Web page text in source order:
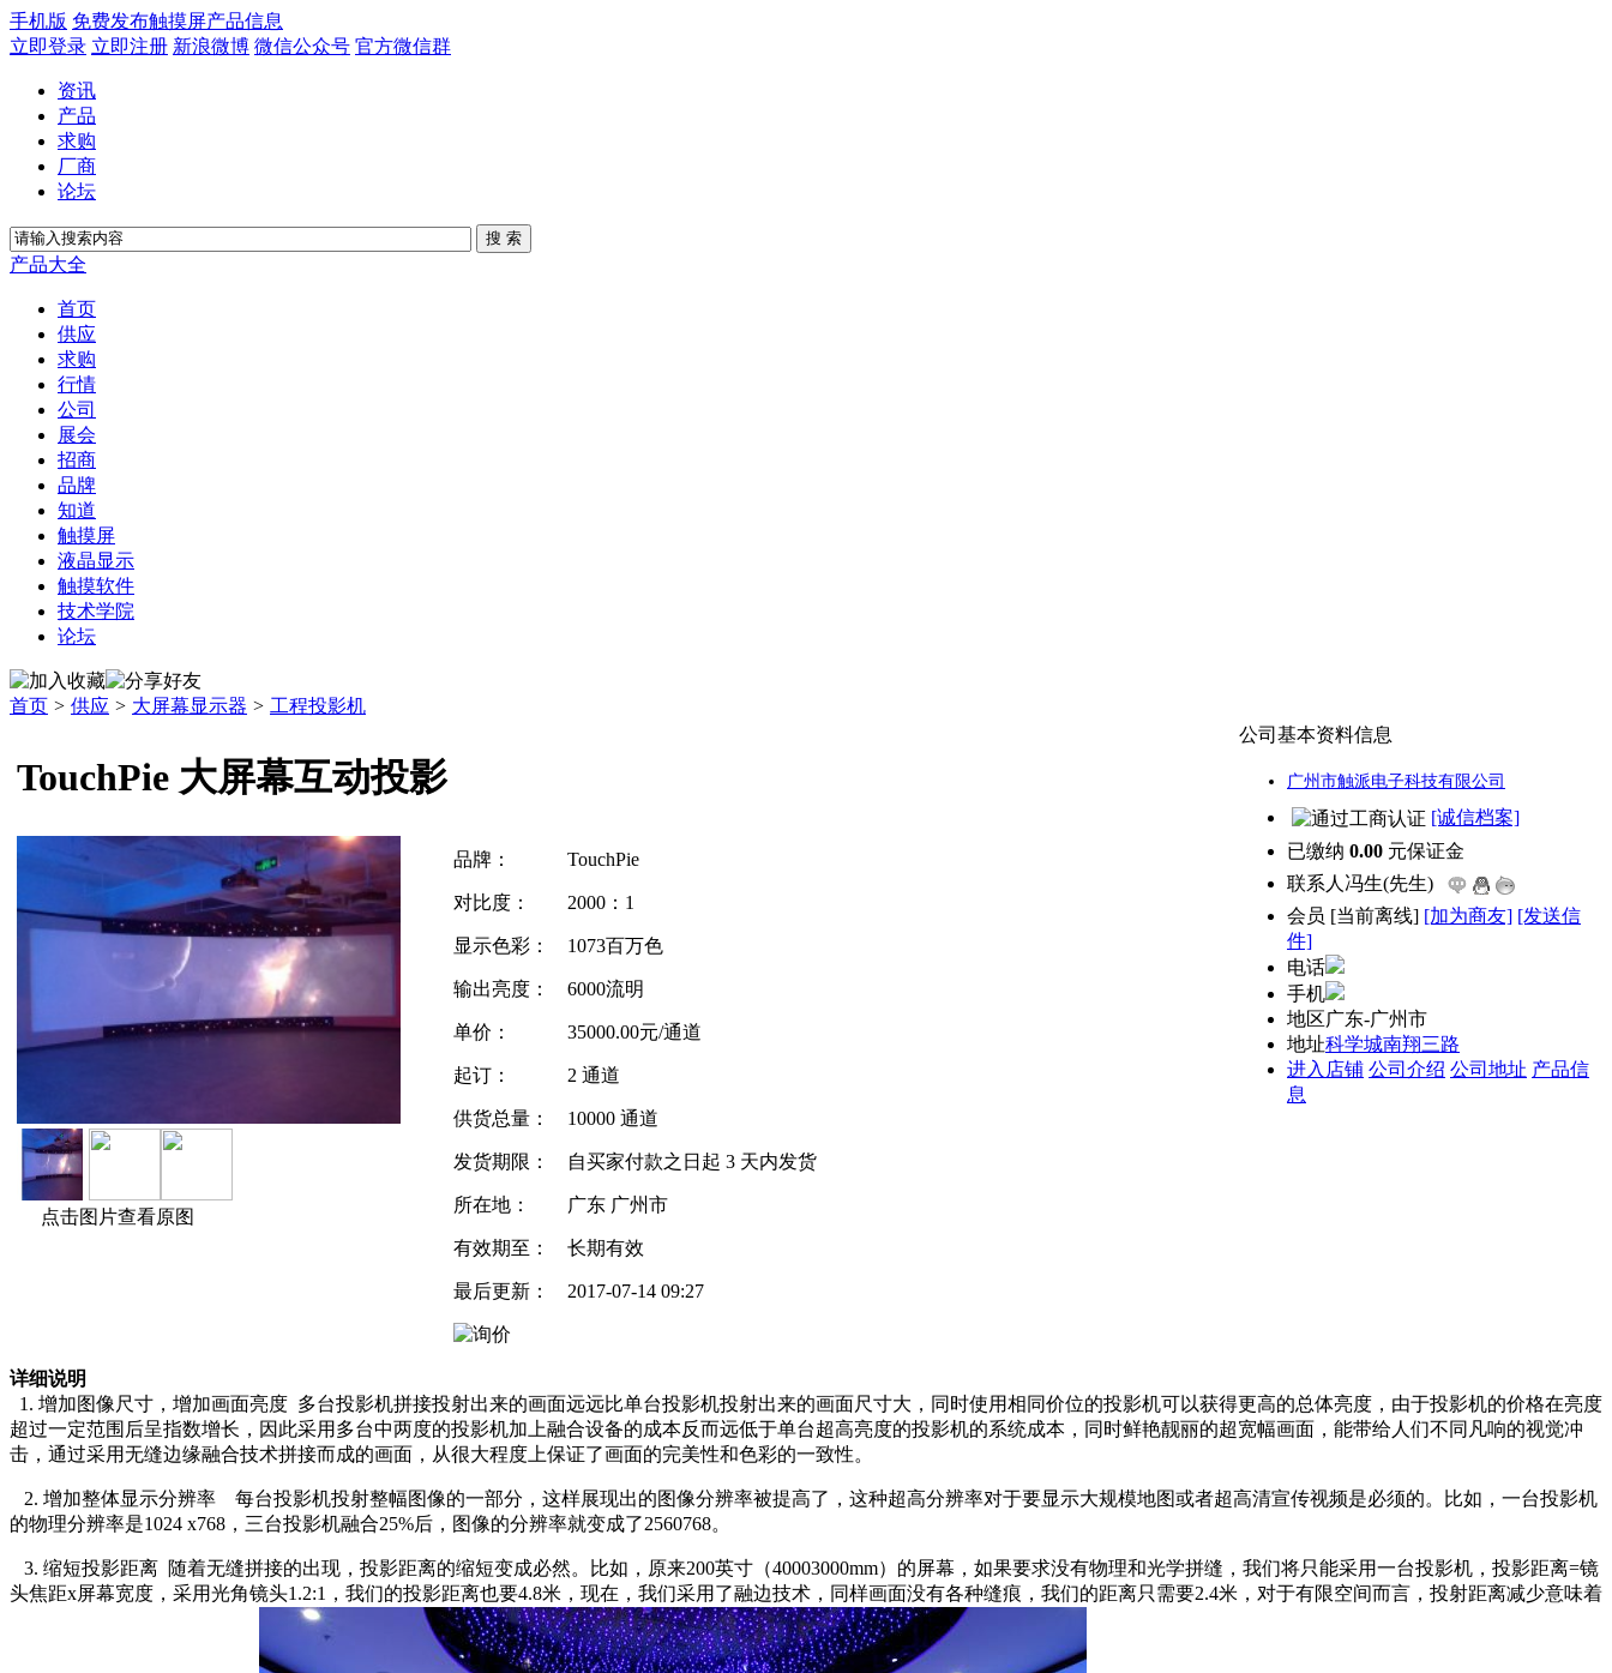
手机版 免费发布触摸屏产品信息
立即登录 立即注册 新浪微博 微信公众号 官方微信群
资讯
产品
求购
厂商
论坛
产品大全
首页
供应
求购
行情
公司
展会
招商
品牌
知道
触摸屏
液晶显示
触摸软件
技术学院
论坛
首页 > 供应 > 大屏幕显示器 > 工程投影机
TouchPie 大屏幕互动投影
点击图片查看原图
品牌： TouchPie
对比度： 2000：1
显示色彩： 1073百万色
输出亮度： 6000流明
单价： 35000.00元/通道
起订： 2 通道
供货总量： 10000 通道
发货期限： 自买家付款之日起 3 天内发货
所在地： 广东 广州市
有效期至： 长期有效
最后更新： 2017-07-14 09:27
公司基本资料信息
广州市触派电子科技有限公司
[诚信档案]
已缴纳 0.00 元保证金
联系人 冯生(先生)
会员 [当前离线] [加为商友] [发送信
件]
电话
手机
地区广东-广州市
地址科学城南翔三路
进入店铺 公司介绍 公司地址 产品信
息
详细说明
1. 增加图像尺寸，增加画面亮度 多台投影机拼接投射出来的画面远远比单台投影机投射出来的画面尺寸大，同时使用相同价位的投影机可以获得更高的总体亮度，由于投影机的价格在亮度
超过一定范围后呈指数增长，因此采用多台中两度的投影机加上融合设备的成本反而远低于单台超高亮度的投影机的系统成本，同时鲜艳靓丽的超宽幅画面，能带给人们不同凡响的视觉冲
击，通过采用无缝边缘融合技术拼接而成的画面，从很大程度上保证了画面的完美性和色彩的一致性。
2. 增加整体显示分辨率 每台投影机投射整幅图像的一部分，这样展现出的图像分辨率被提高了，这种超高分辨率对于要显示大规模地图或者超高清宣传视频是必须的。比如，一台投影机
的物理分辨率是1024 x768，三台投影机融合25%后，图像的分辨率就变成了2560768。
3. 缩短投影距离 随着无缝拼接的出现，投影距离的缩短变成必然。比如，原来200英寸（40003000mm）的屏幕，如果要求没有物理和光学拼缝，我们将只能采用一台投影机，投影距离=镜
头焦距x屏幕宽度，采用光角镜头1.2:1，我们的投影距离也要4.8米，现在，我们采用了融边技术，同样画面没有各种缝痕，我们的距离只需要2.4米，对于有限空间而言，投射距离减少意味着